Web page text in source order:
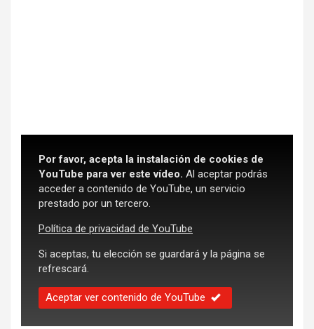
Por favor, acepta la instalación de cookies de
YouTube para ver este vídeo. Al aceptar podrás
acceder a contenido de YouTube, un servicio
prestado por un tercero.
Política de privacidad de YouTube
Si aceptas, tu elección se guardará y la página se
refrescará.
Aceptar ver contenido de YouTube